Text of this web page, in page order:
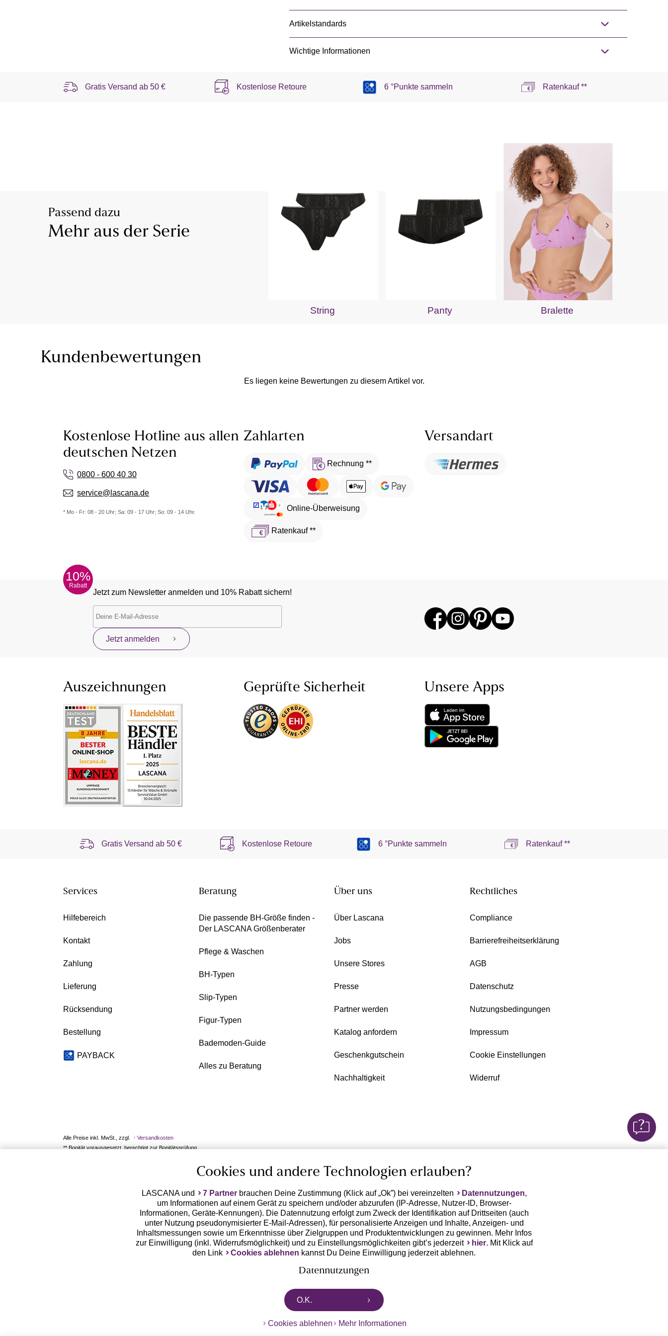
Artikelstandards
Wichtige Informationen
Gratis Versand ab 50 € Kostenlose Retoure 6 °Punkte sammeln Ratenkauf **
Passend dazu
Mehr aus der Serie
String Panty Bralette
Kundenbewertungen
Es liegen keine Bewertungen zu diesem Artikel vor.
Kostenlose Hotline aus allen
deutschen Netzen
0800 - 600 40 30
service@lascana.de
* Mo - Fr: 08 - 20 Uhr; Sa: 09 - 17 Uhr; So: 09 - 14 Uhr.
Zahlarten
Rechnung **
Online-Überweisung
Ratenkauf **
Versandart
10%
Rabatt
Jetzt zum Newsletter anmelden und 10% Rabatt sichern!
Jetzt anmelden
Auszeichnungen Geprüfte Sicherheit Unsere Apps
Gratis Versand ab50 € Kostenlose Retoure 6 °Punkte sammeln Ratenkauf **
Services
Hilfebereich
Kontakt
Zahlung
Lieferung
Rücksendung
Bestellung
PAYBACK
Beratung
Die passende BH-Größe finden -
Der LASCANA Größenberater
Pflege & Waschen
BH-Typen
Slip-Typen
Figur-Typen
Bademoden-Guide
Alles zu Beratung
Über uns
Über Lascana
Jobs
Unsere Stores
Presse
Partner werden
Katalog anfordern
Geschenkgutschein
Nachhaltigkeit
Rechtliches
Compliance
Barrierefreiheitserklärung
AGB
Datenschutz
Nutzungsbedingungen
Impressum
Cookie Einstellungen
Widerruf
Alle Preise inkl. MwSt., zzgl.
Versandkosten
** Bonität vorausgesetzt, berechtigt zur Bonitätsprüfung
Cookies und andere Technologien erlauben?
LASCANA und 7 Partnerbrauchen Deine Zustimmung (Klick auf „Ok”) bei vereinzelten Datennutzungen,
um Informationen auf einem Gerät zu speichern und/oder abzurufen (IP-Adresse, Nutzer-ID, Browser-
Informationen, Geräte-Kennungen). Die Datennutzung erfolgt zum Zweck der Identifikation auf Drittseiten (auch
unter Nutzung pseudonymisierter E-Mail-Adressen), für personalisierte Anzeigen und Inhalte, Anzeigen- und
Inhaltsmessungen sowie um Erkenntnisse über Zielgruppen und Produktentwicklungen zu gewinnen. Mehr Infos
zur Einwilligung (inkl. Widerrufsmöglichkeit) und zu Einstellungsmöglichkeiten gibt’s jederzeit
hier. Mit Klick auf
den Link
Cookies ablehnen kannst Du Deine Einwilligung jederzeit ablehnen.
Datennutzungen
LASCANA arbeitet mit Partnern zusammen, die von deinem Endgerät abgerufene Daten (Trackingdaten) oder die
von uns übermittelten pseudonymisierten Daten zur Aussteuerung unserer Werbung sowie auch zu eigenen
Erhebung der Trackingdaten bzw. die Übermittlung deiner pseudonymisierten Daten, sondern auch deren
O.K.
Cookies ablehnen Mehr Informationen